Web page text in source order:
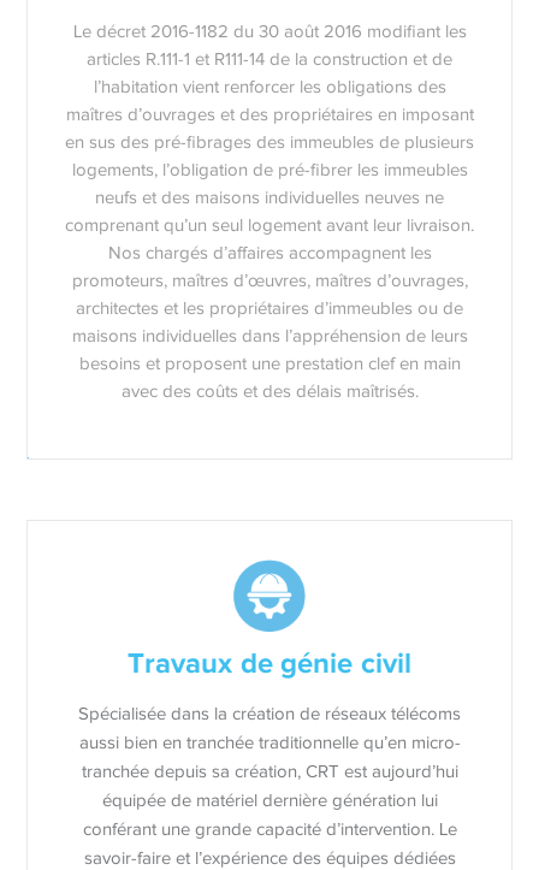
Le décret 2016-1182 du 30 août 2016 modifiant les
articles R.111-1 et R111-14 de la construction et de
l’habitation vient renforcer les obligations des
maîtres d’ouvrages et des propriétaires en imposant
en sus des pré-fibrages des immeubles de plusieurs
logements, l’obligation de pré-fibrer les immeubles
neufs et des maisons individuelles neuves ne
comprenant qu’un seul logement avant leur livraison.
Nos chargés d’affaires accompagnent les
promoteurs, maîtres d’œuvres, maîtres d’ouvrages,
architectes et les propriétaires d’immeubles ou de
maisons individuelles dans l’appréhension de leurs
besoins et proposent une prestation clef en main
avec des coûts et des délais maîtrisés.
Travaux de génie civil
Spécialisée dans la création de réseaux télécoms
aussi bien en tranchée traditionnelle qu’en micro-
tranchée depuis sa création, CRT est aujourd’hui
équipée de matériel dernière génération lui
conférant une grande capacité d’intervention. Le
savoir-faire et l’expérience des équipes dédiées